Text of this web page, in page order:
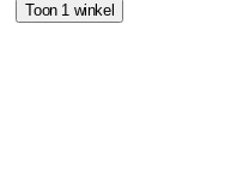
Toon 1 winkel